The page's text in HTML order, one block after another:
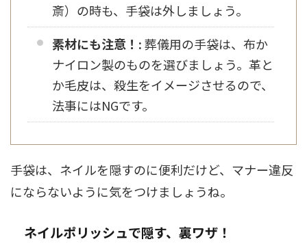
斎）の時も、手袋は外しましょう。
素材にも注意！:葬儀用の手袋は、布か
ナイロン製のものを選びましょう。革と
か毛皮は、殺生をイメージさせるので、
法事にはNGです。
手袋は、ネイルを隠すのに便利だけど、マナー違反
にならないように気をつけましょうね。
ネイルポリッシュで隠す、裏ワザ！